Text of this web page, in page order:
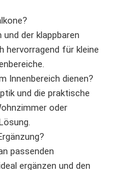
der klappbaren
hervorragend für kleine
Innenbereich dienen?
und die praktische
oder
passenden
ergänzen und den